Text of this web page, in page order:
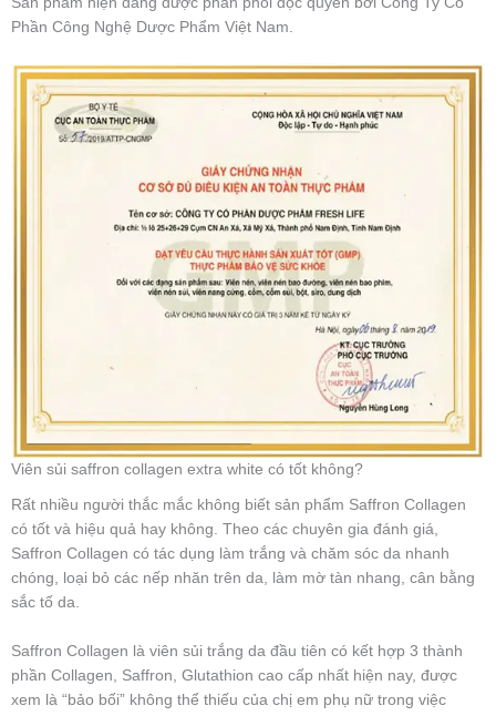
Phần Công Nghệ Dược Phẩm Việt Nam.
Viên sủi saffron collagen extra white có tốt không?
Rất nhiều người thắc mắc không biết sản phẩm Saffron Collagen
có tốt và hiệu quả hay không. Theo các chuyên gia đánh giá,
Saffron Collagen có tác dụng làm trắng và chăm sóc da nhanh
chóng, loại bỏ các nếp nhăn trên da, làm mờ tàn nhang, cân bằng
sắc tố da.
Saffron Collagen là viên sủi trắng da đầu tiên có kết hợp 3 thành
phần Collagen, Saffron, Glutathion cao cấp nhất hiện nay, được
xem là “bảo bối” không thể thiếu của chị em phụ nữ trong việc